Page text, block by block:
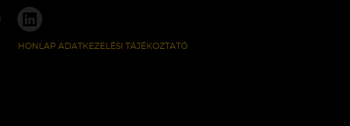
HONLAP ADATKEZELÉSI TÁJÉKOZTATÓ